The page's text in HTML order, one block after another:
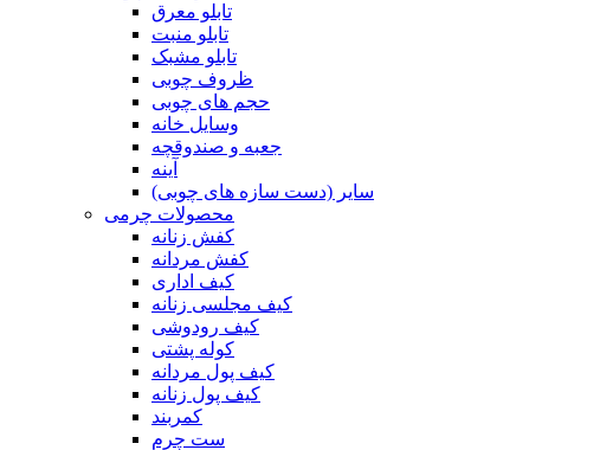
تابلو معرق
تابلو منبت
تابلو مشبک
ظروف چوبی
حجم های چوبی
وسایل خانه
جعبه و صندوقچه
آینه
سایر (دست سازه های چوبی)
محصولات چرمی
کفش زنانه
کفش مردانه
کیف اداری
کیف مجلسی زنانه
کیف رودوشی
کوله پشتی
کیف پول مردانه
کیف پول زنانه
کمربند
ست چرم